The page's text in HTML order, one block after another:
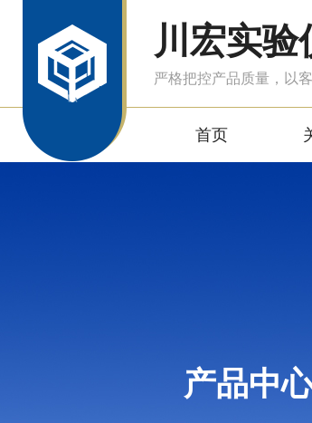
川宏实验
严格把控产品质量，以
首页
产品中